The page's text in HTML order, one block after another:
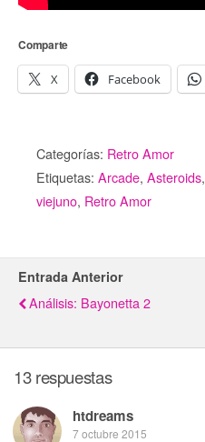
Comparte
X Facebook
Categorías: Retro Amor
Etiquetas: Arcade, Asteroids,
viejuno, Retro Amor
Entrada Anterior
Análisis: Bayonetta 2
13 respuestas
htdreams
7 octubre 2015